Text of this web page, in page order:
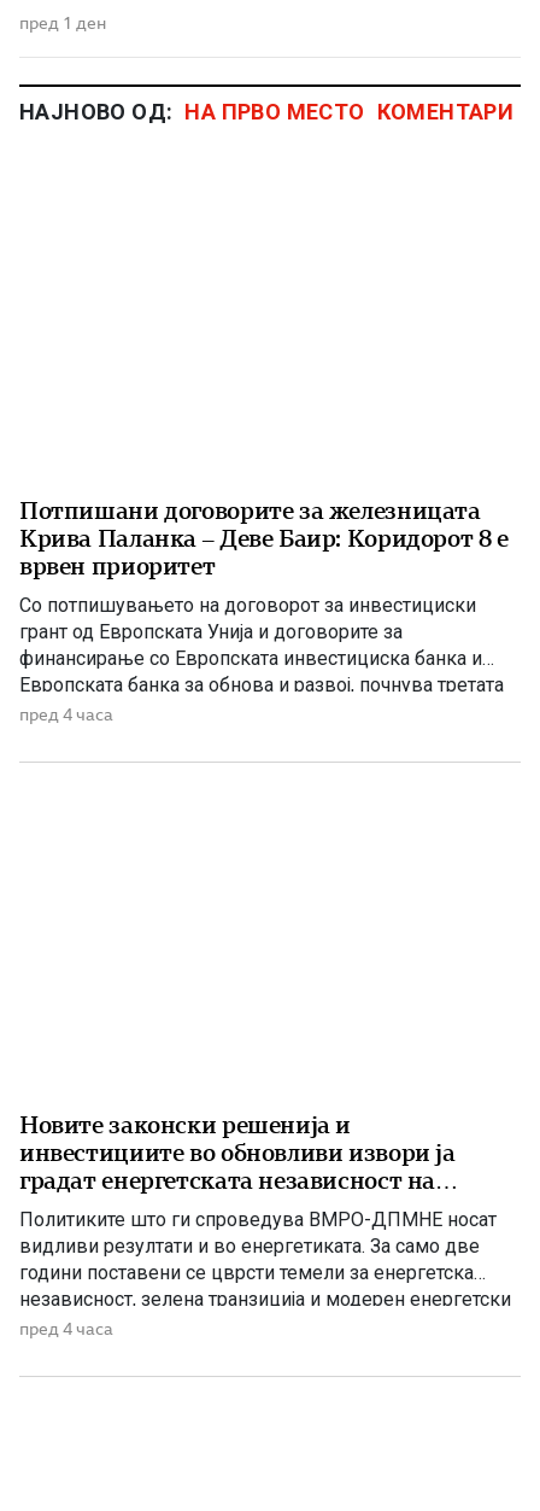
пред 1 ден
НАЈНОВО ОД: НА ПРВО МЕСТО КОМЕНТАРИ
Потпишани договорите за железницата
Крива Паланка – Деве Баир: Коридорот 8 е
врвен приоритет
Со потпишувањето на договорот за инвестициски
грант од Европската Унија и договорите за
финансирање со Европската инвестициска банка и
Европската банка за обнова и развој, почнува третата
фаза од финансирањето на железничката делница
8. На потпишувањето во Владата присуствуваа
пред 4 часа
Новите законски решенија и
инвестициите во обновливи извори ја
градат енергетската независност на
Македонија
Политиките што ги спроведува ВМРО-ДПМНЕ носат
видливи резултати и во енергетиката. За само две
години поставени се цврсти темели за енергетска
независност, зелена транзиција и модерен енергетски
систем кој ќе обезбеди сигурност, нови инвестиции и
има нов Закон за енергетика, усогласен со европските
пред 4 часа